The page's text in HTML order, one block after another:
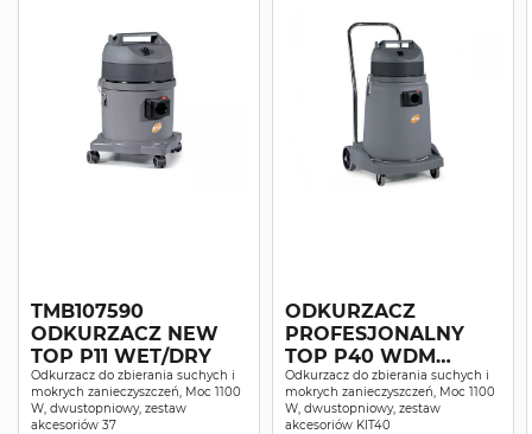
TMB107590
ODKURZACZ NEW
TOP P11 WET/DRY
Odkurzacz do zbierania suchych i
mokrych zanieczyszczeń, Moc 1100
W, dwustopniowy, zestaw
akcesoriów 37
ODKURZACZ
PROFESJONALNY
TOP P40 WDM
SUCHO-MOKRO
Odkurzacz do zbierania suchych i
mokrych zanieczyszczeń, Moc 1100
W, dwustopniowy, zestaw
akcesoriów KIT40